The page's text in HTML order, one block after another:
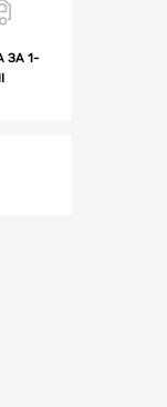
ЗА 1-